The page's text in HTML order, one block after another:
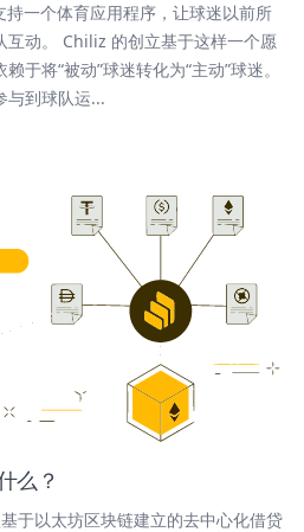
一个体育应用程序，让球迷以前所
互动。 Chiliz 的创立基于这样一个愿
于将“被动”球迷转化为“主动”球迷。
与到球队运...
么？
于以太坊区块链建立的去中心化借贷